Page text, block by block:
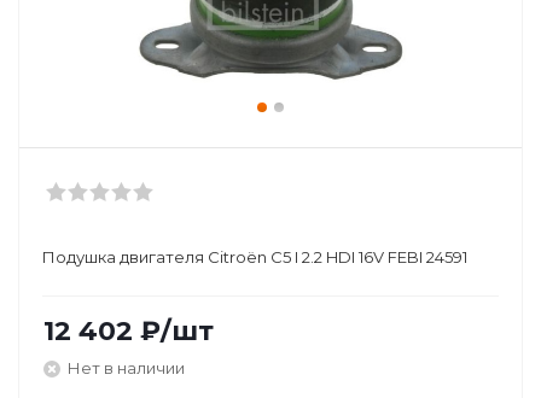
Подушкa двигателя Citroën C5 I 2.2 HDI 16V FEBI 24591
12 402 ₽/шт
Нет в наличии